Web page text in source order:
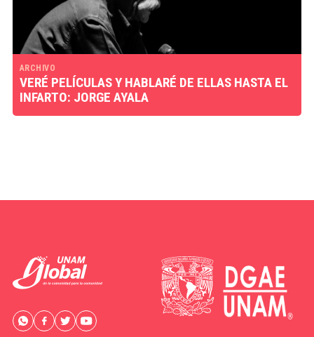
ARCHIVO
VERÉ PELÍCULAS Y HABLARÉ DE ELLAS HASTA EL
INFARTO: JORGE AYALA